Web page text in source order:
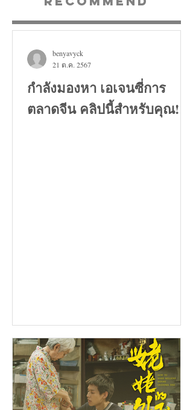
กำลังมองหา เอเจนซี่การ
ตลาดจีน คลิปนี้สำหรับคุณ!
benyavyck
21 ต.ค. 2567